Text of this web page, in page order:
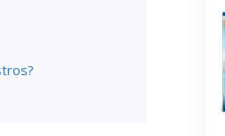
Los
Los